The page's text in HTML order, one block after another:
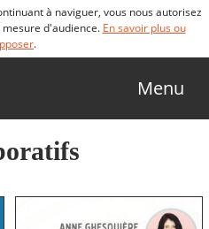
à naviguer, vous nous autorisez
d'audience. En savoir plus ou
.
Menu